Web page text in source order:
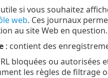
si vous souhaitez
web. Ces journaux
au site Web en question.
: contient des
bloquées ou autorisées
les règles de filtrage